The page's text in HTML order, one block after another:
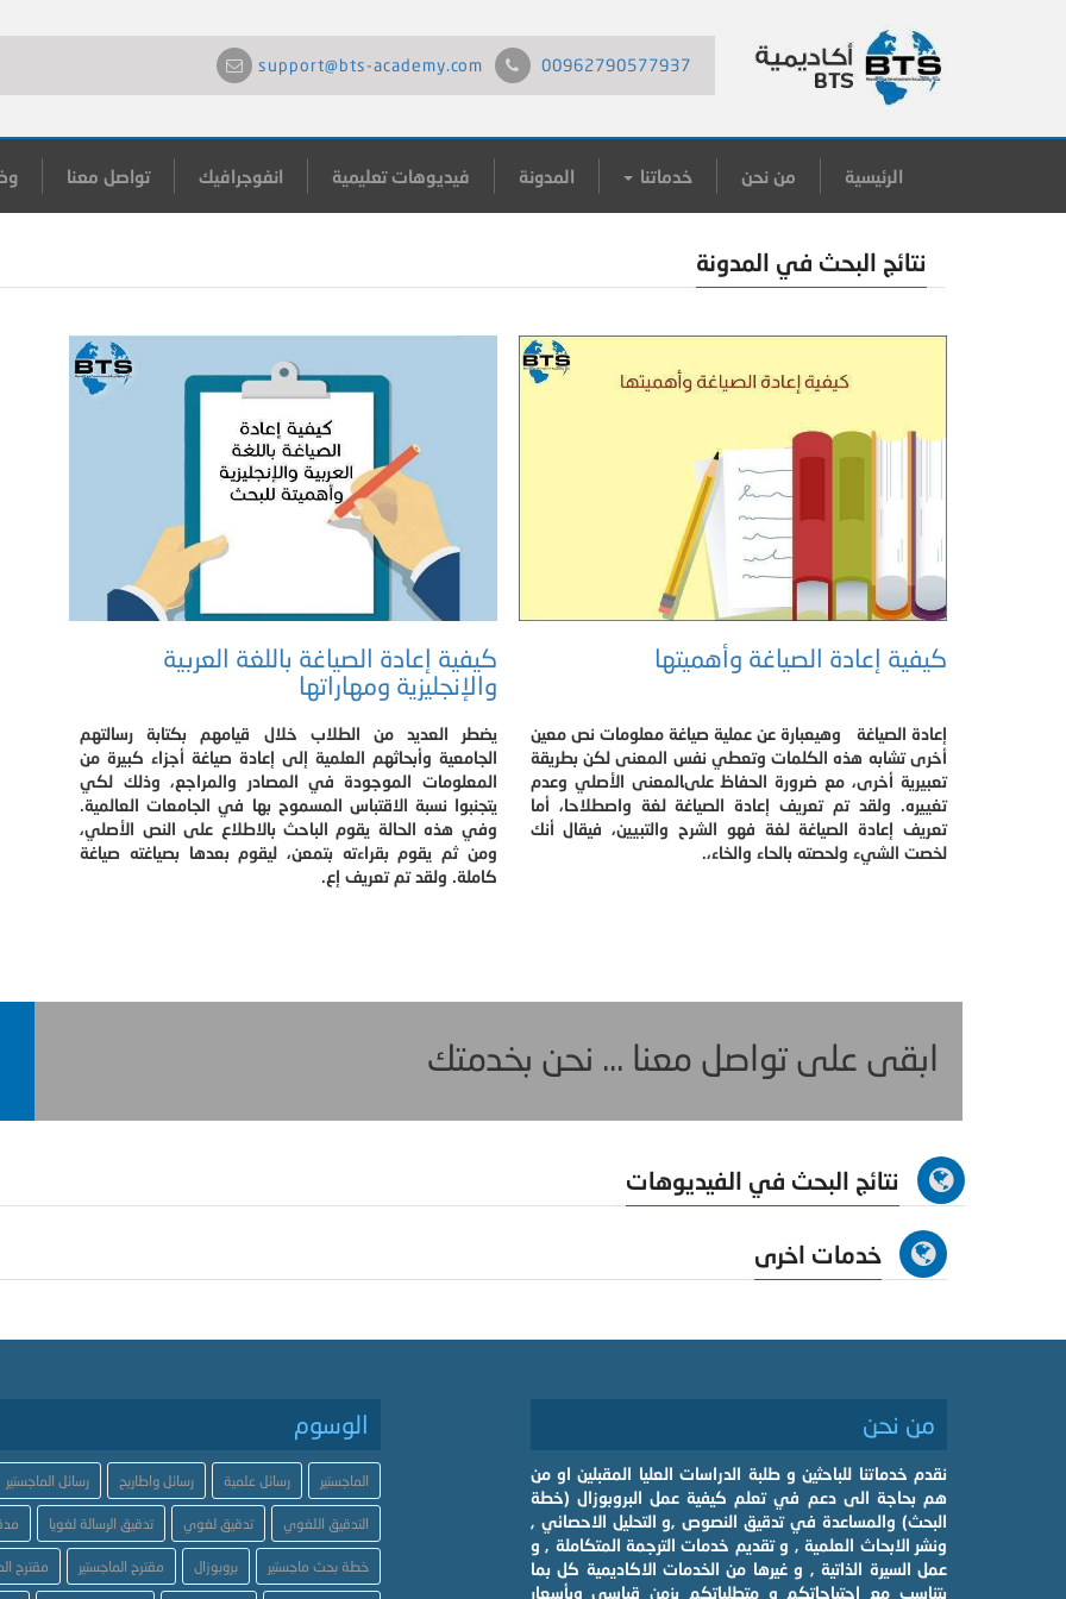
00962790577937
support@bts-academy.com
الرئيسية من نحن خدماتنا المدونة فيديوهات تعليمية انفوجرافيك تواصل معنا
نتائج البحث في المدونة
كيفية إعادة الصياغة وأهميتها
إعادة الصياغة وهيعبارة عن عملية صياغة معلومات نص معين
أخرى تشابه هذه الكلمات وتعطي نفس المعنى لكن بطريقة
تعبيرية أخرى، مع ضرورة الحفاظ علىالمعنى الأصلي وعدم
تغييره. ولقد تم تعريف إعادة الصياغة لغة واصطلاحا، أما
تعريف إعادة الصياغة لغة فهو الشرح والتبيين، فيقال أنك
لخصت الشيء ولحصته بالحاء والخاء،.
كيفية إعادة الصياغة باللغة العربية
والإنجليزية ومهاراتها
يضطر العديد من الطلاب خلال قيامهم بكتابة رسالتهم
الجامعية وأبحاثهم العلمية إلى إعادة صياغة أجزاء كبيرة من
المعلومات الموجودة في المصادر والمراجع، وذلك لكي
يتجنبوا نسبة الاقتباس المسموح بها في الجامعات العالمية.
وفي هذه الحالة يقوم الباحث بالاطلاع على النص الأصلي،
ومن ثم يقوم بقراءته بتمعن، ليقوم بعدها بصياغته صياغة
كاملة. ولقد تم تعريف إع.
ابقى على تواصل معنا ... نحن بخدمتك
نتائج البحث في الفيديوهات
خدمات اخرى
من نحن
نقدم خدماتنا للباحثين و طلبة الدراسات العليا المقبلين او من
هم بحاجة الى دعم في تعلم كيفية عمل البروبوزال (خطة
البحث) والمساعدة في تدقيق النصوص ,و التحليل الاحصائي ,
ونشر الابحاث العلمية , و تقديم خدمات الترجمة المتكاملة , و
عمل السيرة الذاتية , و غيرها من الخدمات الاكاديمية كل بما
يتناسب مع احتياجاتكم و متطلباتكم بزمن قياسي وبأسعار
الوسوم
الماجستير رسائل علمية رسائل واطاريح رسائل الماجستير
التدقيق اللغوي تدقيق لغوي تدقيق الرسالة لغويا
خطة بحث ماجستير بروبوزال مقترح الماجستير مقترح